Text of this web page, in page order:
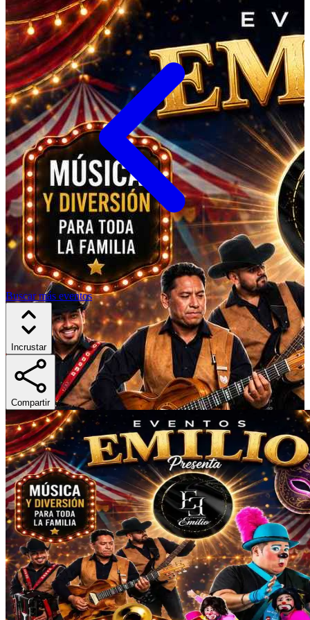
Buscar más eventos
Incrustar
Compartir